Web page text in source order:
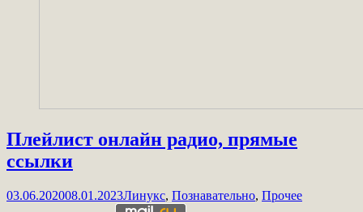
Плейлист онлайн радио, прямые
ссылки
03.06.202008.01.2023Линукс, Познавательно, Прочее